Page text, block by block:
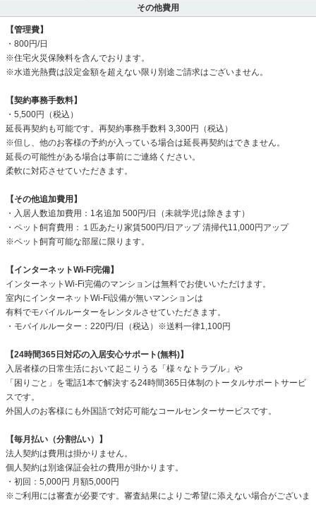
その他費用
【管理費】
・800円/日
※住宅火災保険料を含んでおります。
※水道光熱費は設定金額を超えない限り別途ご請求はございません。
【契約事務手数料】
・5,500円（税込）
延長再契約も可能です。再契約事務手数料 3,300円（税込）
※但し、他のお客様の予約が入っている場合は延長再契約はできません。
延長の可能性がある場合は事前にご連絡ください。
柔軟に対応させていただきます。
【その他追加費用】
・入居人数追加費用：1名追加 500円/日（未就学児は除きます）
・ペット飼育費用：１匹あたり家賃500円/日アップ 清掃代11,000円アップ
※ペット飼育可能な部屋に限ります。
【インターネットWi-Fi完備】
インターネットWi-Fi完備のマンションは無料でお使いいただけます。
室内にインターネットWi-Fi設備が無いマンションは
有料でモバイルルーターをレンタルさせていただきます。
・モバイルルーター：220円/日（税込）※送料一律1,100円
【24時間365日対応の入居安心サポート(無料)】
入居者様の日常生活において起こりうる「様々なトラブル」や
「困りごと」を電話1本で解決する24時間365日体制のトータルサポートサービ
スです。
外国人のお客様にも外国語で対応可能なコールセンターサービスです。
【毎月払い（分割払い）】
法人契約は費用は掛かりません。
個人契約は別途保証会社の費用が掛かります。
・初回：5,000円 月額5,000円
※ご利用には審査が必要です。審査結果によりご希望に添えない場合がございま